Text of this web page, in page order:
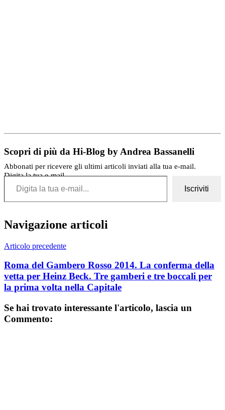
Scopri di più da Hi-Blog by Andrea Bassanelli
Abbonati per ricevere gli ultimi articoli inviati alla tua e-mail.
Digita la tua e-mail...
Iscriviti
Navigazione articoli
Articolo precedente
Roma del Gambero Rosso 2014. La conferma della
vetta per Heinz Beck. Tre gamberi e tre boccali per
la prima volta nella Capitale
Se hai trovato interessante l'articolo, lascia un
Commento: